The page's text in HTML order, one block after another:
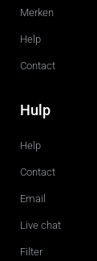
Merken
Help
Contact
Hulp
Help
Contact
Email
Live chat
Filter